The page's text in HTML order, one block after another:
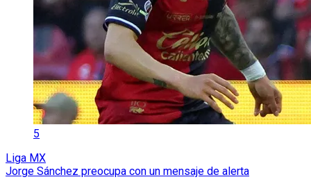
5
Liga MX
Jorge Sánchez preocupa con un mensaje de alerta